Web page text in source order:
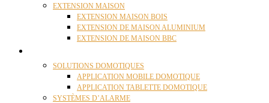
EXTENSION MAISON
EXTENSION MAISON BOIS
EXTENSION DE MAISON ALUMINIUM
EXTENSION DE MAISON BBC
SOLUTIONS DOMOTIQUES
APPLICATION MOBILE DOMOTIQUE
APPLICATION TABLETTE DOMOTIQUE
SYSTÈMES D’ALARME